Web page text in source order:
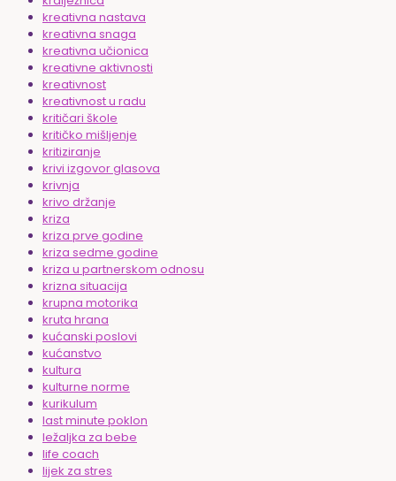
kreativna nastava
kreativna snaga
kreativna učionica
kreativne aktivnosti
kreativnost
kreativnost u radu
kritičari škole
kritičko mišljenje
kritiziranje
krivi izgovor glasova
krivnja
krivo držanje
kriza
kriza prve godine
kriza sedme godine
kriza u partnerskom odnosu
krizna situacija
krupna motorika
kruta hrana
kućanski poslovi
kućanstvo
kultura
kulturne norme
kurikulum
last minute poklon
ležaljka za bebe
life coach
lijek za stres